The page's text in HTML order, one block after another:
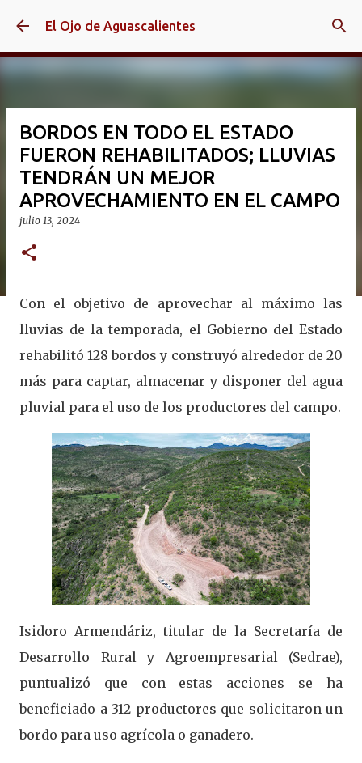
Ir al contenido principal
El Ojo de Aguascalientes
BORDOS EN TODO EL ESTADO
FUERON REHABILITADOS; LLUVIAS
TENDRÁN UN MEJOR
APROVECHAMIENTO EN EL CAMPO
julio 13, 2024
Con el objetivo de aprovechar al máximo las
lluvias de la temporada, el Gobierno del Estado
rehabilitó 128 bordos y construyó alrededor de 20
más para captar, almacenar y disponer del agua
pluvial para el uso de los productores del campo.
Isidoro Armendáriz, titular de la Secretaría de
Desarrollo Rural y Agroempresarial (Sedrae),
puntualizó que con estas acciones se ha
beneficiado a 312 productores que solicitaron un
bordo para uso agrícola o ganadero.